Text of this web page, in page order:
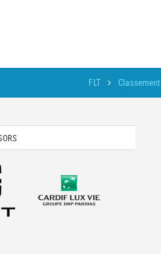
FLT Classement